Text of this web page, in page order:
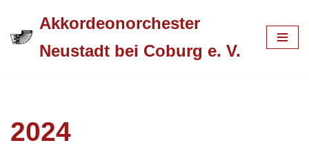
Zum
Akkordeonorchester
Neustadt bei Coburg e. V.
2024